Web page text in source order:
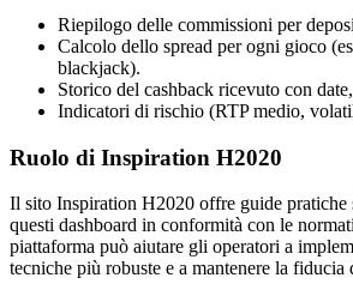
Riepilogo delle commissioni per
Calcolo dello spread per ogni gioco
blackjack).
Storico del cashback ricevuto con
Indicatori di rischio (RTP medio,
Ruolo di Inspiration H2020
Il sito Inspiration H2020 offre guide pratiche
questi dashboard in conformità con le
piattaforma può aiutare gli operatori a
tecniche più robuste e a mantenere la fiducia